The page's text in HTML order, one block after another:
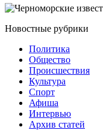
Новостные рубрики
Политика
Общество
Проиcшествия
Культура
Спорт
Афиша
Интервью
Архив статей